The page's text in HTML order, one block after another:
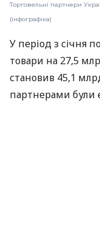
Торговельні партнери
(інфографіка)
У період з січня
товари на 27,5
становив 45,1
партнерами були